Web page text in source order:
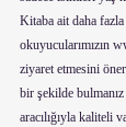
Kitaba ait daha
okuyucularımızın
ziyaret etmesini
bir şekilde
aracılığıyla kaliteli